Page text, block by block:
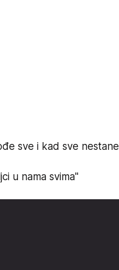
sve i kad sve nestane
u nama svima"